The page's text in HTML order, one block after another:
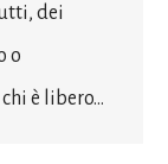
dei
o
è libero…